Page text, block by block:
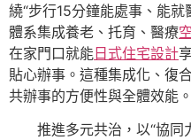
繞“步行15分鐘能處事、能就
體系集成養老、托育、醫療
在家門口就能日式住宅設計
貼心辦事。這種集成化、復
共辦事的方便性與全體效能。
推進多元共治，以“協同